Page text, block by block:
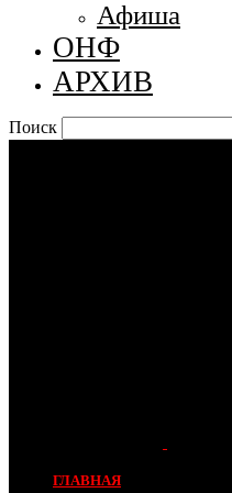
Афиша
ОНФ
АРХИВ
Поиск
ГЛАВНАЯ